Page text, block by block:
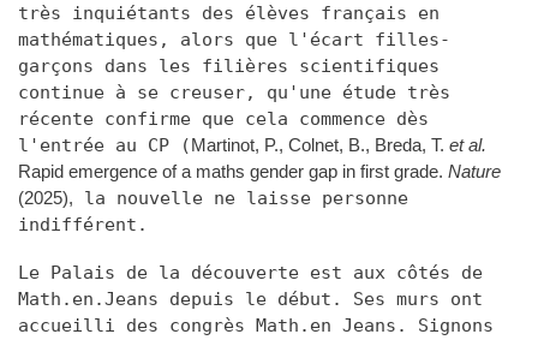
très inquiétants des élèves français en
mathématiques, alors que l'écart filles-
garçons dans les filières scientifiques
continue à se creuser, qu'une étude très
récente confirme que cela commence dès
l'entrée au CP (Martinot, P., Colnet, B., Breda, T. et al.
Rapid emergence of a maths gender gap in first grade. Nature
(2025), la nouvelle ne laisse personne
indifférent.
Le Palais de la découverte est aux côtés de
Math.en.Jeans depuis le début. Ses murs ont
accueilli des congrès Math.en Jeans. Signons